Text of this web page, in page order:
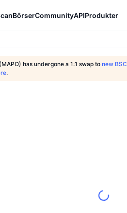
BörserCommunityAPIProdukter
has undergone a 1:1 swap to new BSC
.